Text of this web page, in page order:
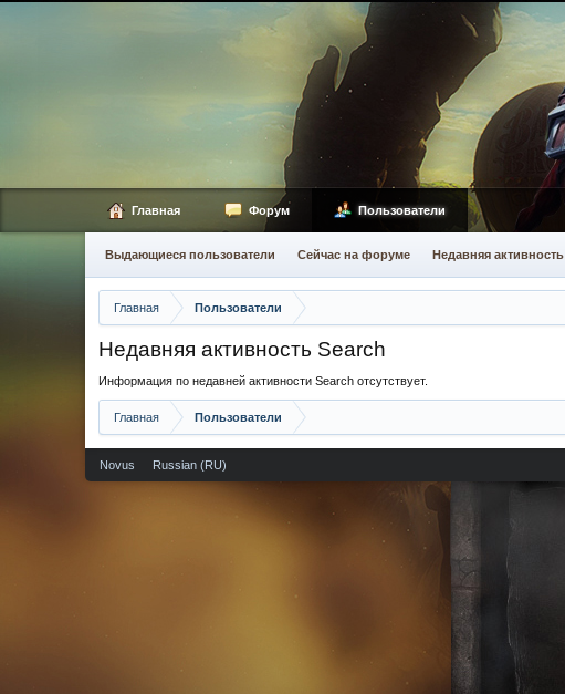
Главная Пользователи
Недавняя активность Search
Информация по недавней активности Search отсутствует.
Главная Пользователи
Главная Форум Пользователи
Выдающиеся пользователи Сейчас на форуме Недавняя активность
Novus Russian (RU)